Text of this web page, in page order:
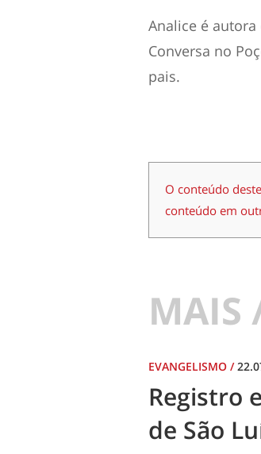
Analice é autora
Conversa no
pais.
O conteúdo
conteúdo em
MAIS
EVANGELISMO /
Registro
de São